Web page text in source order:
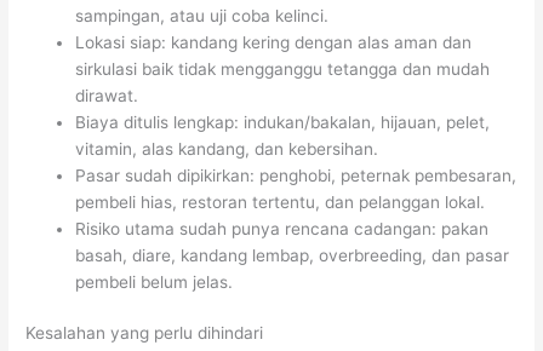
sampingan, atau uji coba kelinci.
Lokasi siap: kandang kering dengan alas aman dan
sirkulasi baik tidak mengganggu tetangga dan mudah
dirawat.
Biaya ditulis lengkap: indukan/bakalan, hijauan, pelet,
vitamin, alas kandang, dan kebersihan.
Pasar sudah dipikirkan: penghobi, peternak pembesaran,
pembeli hias, restoran tertentu, dan pelanggan lokal.
Risiko utama sudah punya rencana cadangan: pakan
basah, diare, kandang lembap, overbreeding, dan pasar
pembeli belum jelas.
Kesalahan yang perlu dihindari